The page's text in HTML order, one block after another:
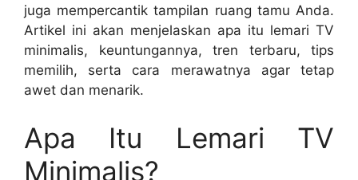
juga mempercantik tampilan ruang tamu Anda.
Artikel ini akan menjelaskan apa itu lemari TV
minimalis, keuntungannya, tren terbaru, tips
memilih, serta cara merawatnya agar tetap
awet dan menarik.
Apa Itu Lemari TV
Minimalis?